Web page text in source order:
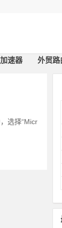
速器 外贸路
选择“Micr